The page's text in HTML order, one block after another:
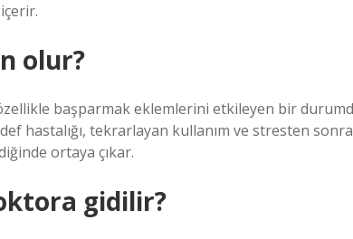
olur?
başparmak eklemlerini etkileyen bir
hastalığı, tekrarlayan kullanım ve stresten
ortaya çıkar.
gidilir?